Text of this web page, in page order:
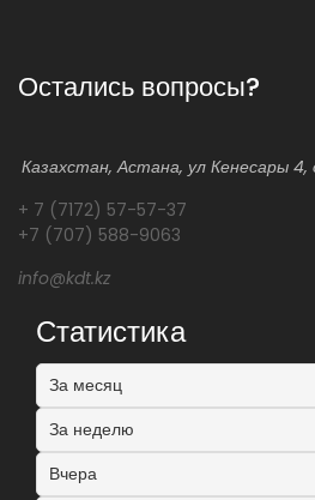
Остались вопросы?
Казахстан, Астана, ул Кенесары
+ 7 (7172) 57-57-37
+7 (707) 588-9063
info@kdt.kz
Статистика
За месяц
За неделю
Вчера